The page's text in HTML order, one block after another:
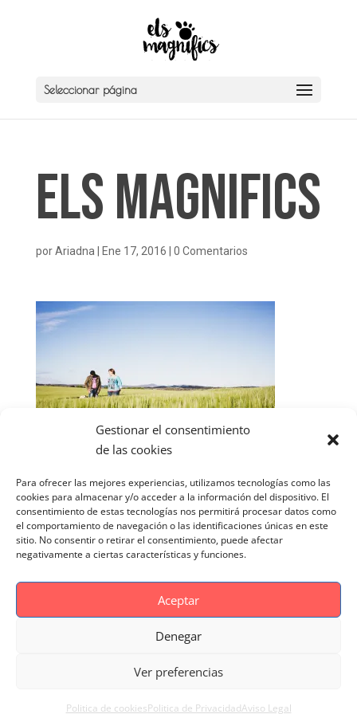
Gestionar el consentimiento
de las cookies
Para ofrecer las mejores experiencias, utilizamos tecnologías como las
cookies para almacenar y/o acceder a la información del dispositivo. El
consentimiento de estas tecnologías nos permitirá procesar datos como
el comportamiento de navegación o las identificaciones únicas en este
sitio. No consentir o retirar el consentimiento, puede afectar
negativamente a ciertas características y funciones.
Aceptar
Denegar
Ver preferencias
Politica de cookiesPolitica de PrivacidadAviso Legal
Seleccionar página
Els Magnifics
porAriadna Ene 17, 2016 0 Comentarios
Politica de Privacidad
Reportaje Magnific